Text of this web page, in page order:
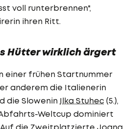
voll runterbrennen",
ihren Ritt.
Hütter wirklich ärgert
einer frühen Startnummer
anderem die Italienerin
die Slowenin Ilka Stuhec (5.),
Weltcup dominiert
die Zweitplatzierte Joana